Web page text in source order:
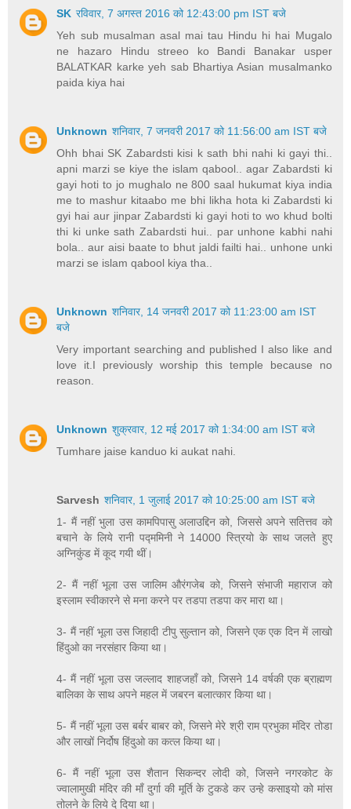
SK रविवार, 7 अगस्त 2016 को 12:43:00 pm IST बजे
Yeh sub musalman asal mai tau Hindu hi hai Mugalo
ne hazaro Hindu streeo ko Bandi Banakar usper
BALATKAR karke yeh sab Bhartiya Asian musalmanko
paida kiya hai
Unknown शनिवार, 7 जनवरी 2017 को 11:56:00 am IST बजे
Ohh bhai SK Zabardsti kisi k sath bhi nahi ki gayi thi..
apni marzi se kiye the islam qabool.. agar Zabardsti ki
gayi hoti to jo mughalo ne 800 saal hukumat kiya india
me to mashur kitaabo me bhi likha hota ki Zabardsti ki
gyi hai aur jinpar Zabardsti ki gayi hoti to wo khud bolti
thi ki unke sath Zabardsti hui.. par unhone kabhi nahi
bola.. aur aisi baate to bhut jaldi failti hai.. unhone unki
marzi se islam qabool kiya tha..
Unknown शनिवार, 14 जनवरी 2017 को 11:23:00 am IST
बजे
Very important searching and published I also like and
love it.I previously worship this temple because no
reason.
Unknown शुक्रवार, 12 मई 2017 को 1:34:00 am IST बजे
Tumhare jaise kanduo ki aukat nahi.
Sarvesh शनिवार, 1 जुलाई 2017 को 10:25:00 am IST बजे
1- मैं नहीं भुला उस कामपिपासु अलाउद्दिन को, जिससे अपने सतित्तव को
बचाने के लिये रानी पद्ममिनी ने 14000 स्त्रियो के साथ जलते हुए
अग्निकुंड में कूद गयी थीं।
2- मैं नहीं भूला उस जालिम औरंगजेब को, जिसने संभाजी महाराज को
इस्लाम स्वीकारने से मना करने पर तडपा तडपा कर मारा था।
3- मैं नहीं भूला उस जिहादी टीपु सुल्तान को, जिसने एक एक दिन में लाखो
हिंदुओ का नरसंहार किया था।
4- मैं नहीं भूला उस जल्लाद शाहजहाँ को, जिसने 14 वर्षकी एक ब्राह्मण
बालिका के साथ अपने महल में जबरन बलात्कार किया था।
5- मैं नहीं भूला उस बर्बर बाबर को, जिसने मेरे श्री राम प्रभुका मंदिर तोडा
और लाखों निर्दोष हिंदुओ का कत्ल किया था।
6- मैं नहीं भूला उस शैतान सिकन्दर लोदी को, जिसने नगरकोट के
ज्वालामुखी मंदिर की माँ दुर्गा की मूर्ति के टुकडे कर उन्हे कसाइयो को मांस
तोलने के लिये दे दिया था।